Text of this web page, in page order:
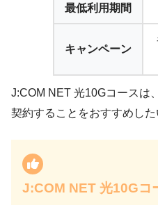
最低利用期間
キャンペーン
J:COM NET 光10Gコースは
契約することをおすすめした
J:COM NET 光10Gコ